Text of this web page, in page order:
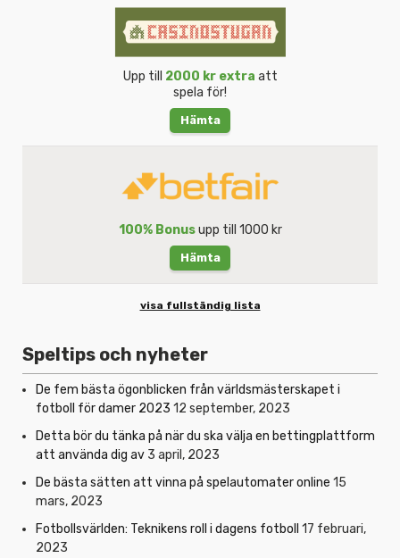
Upp till 2000 kr extra att
spela för!
Hämta
100% Bonusupp till 1000 kr
Hämta
visa fullständig lista
Speltips och nyheter
De fem bästa ögonblicken från världsmästerskapet i
fotboll för damer 2023 12 september, 2023
Detta bör du tänka på när du ska välja en bettingplattform
att använda dig av 3 april, 2023
De bästa sätten att vinna på spelautomater online 15
mars, 2023
Fotbollsvärlden: Teknikens roll i dagens fotboll 17 februari,
2023